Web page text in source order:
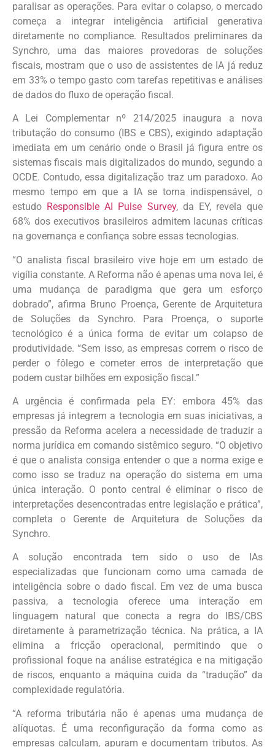
paralisar as operações. Para evitar o colapso, o mercado
começa a integrar inteligência artificial generativa
diretamente no compliance. Resultados preliminares da
Synchro, uma das maiores provedoras de soluções
fiscais, mostram que o uso de assistentes de IA já reduz
em 33% o tempo gasto com tarefas repetitivas e análises
de dados do fluxo de operação fiscal.
A Lei Complementar nº 214/2025 inaugura a nova
tributação do consumo (IBS e CBS), exigindo adaptação
imediata em um cenário onde o Brasil já figura entre os
sistemas fiscais mais digitalizados do mundo, segundo a
OCDE. Contudo, essa digitalização traz um paradoxo. Ao
mesmo tempo em que a IA se torna indispensável, o
estudo Responsible AI Pulse Survey, da EY, revela que
68% dos executivos brasileiros admitem lacunas críticas
na governança e confiança sobre essas tecnologias.
“O analista fiscal brasileiro vive hoje em um estado de
vigília constante. A Reforma não é apenas uma nova lei, é
uma mudança de paradigma que gera um esforço
dobrado”, afirma Bruno Proença, Gerente de Arquitetura
de Soluções da Synchro. Para Proença, o suporte
tecnológico é a única forma de evitar um colapso de
produtividade. “Sem isso, as empresas correm o risco de
perder o fôlego e cometer erros de interpretação que
podem custar bilhões em exposição fiscal.”
A urgência é confirmada pela EY: embora 45% das
empresas já integrem a tecnologia em suas iniciativas, a
pressão da Reforma acelera a necessidade de traduzir a
norma jurídica em comando sistêmico seguro. “O objetivo
é que o analista consiga entender o que a norma exige e
como isso se traduz na operação do sistema em uma
única interação. O ponto central é eliminar o risco de
interpretações desencontradas entre legislação e prática”,
completa o Gerente de Arquitetura de Soluções da
Synchro.
A solução encontrada tem sido o uso de IAs
especializadas que funcionam como uma camada de
inteligência sobre o dado fiscal. Em vez de uma busca
passiva, a tecnologia oferece uma interação em
linguagem natural que conecta a regra do IBS/CBS
diretamente à parametrização técnica. Na prática, a IA
elimina a fricção operacional, permitindo que o
profissional foque na análise estratégica e na mitigação
de riscos, enquanto a máquina cuida da “tradução” da
complexidade regulatória.
“A reforma tributária não é apenas uma mudança de
alíquotas. É uma reconfiguração da forma como as
empresas calculam, apuram e documentam tributos. As